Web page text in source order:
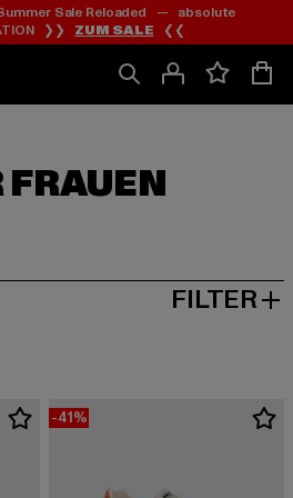
Zum
Inhalt
springen
Zum
Fußzeile
springen
Sale Reloaded — absolute
❯❯ ZUM SALE ❮❮
FRAUEN
Zum
Produktraster
springen
FILTER
-41%